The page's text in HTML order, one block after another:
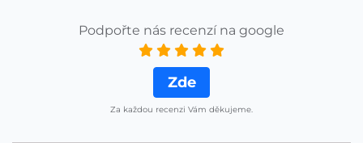
Podpořte nás recenzí na google
Zde
Za každou recenzi Vám děkujeme.